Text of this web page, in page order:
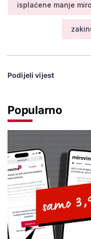
isplaćene manje
Podijeli vijest
Popularno